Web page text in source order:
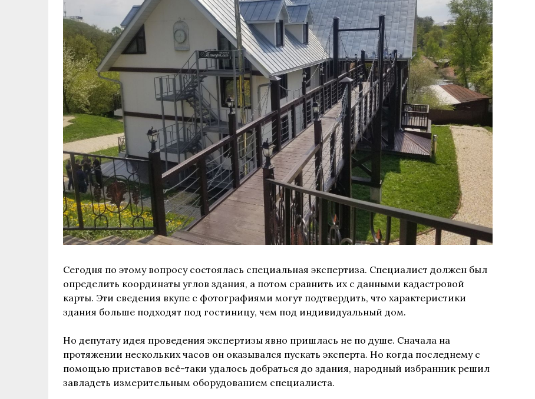
Сегодня по этому вопросу состоялась специальная экспертиза. Специалист должен был
определить координаты углов здания, а потом сравнить их с данными кадастровой
карты. Эти сведения вкупе с фотографиями могут подтвердить, что характеристики
здания больше подходят под гостиницу, чем под индивидуальный дом.
Но депутату идея проведения экспертизы явно пришлась не по душе. Сначала на
протяжении нескольких часов он оказывался пускать эксперта. Но когда последнему с
помощью приставов всё-таки удалось добраться до здания, народный избранник решил
завладеть измерительным оборудованием специалиста.